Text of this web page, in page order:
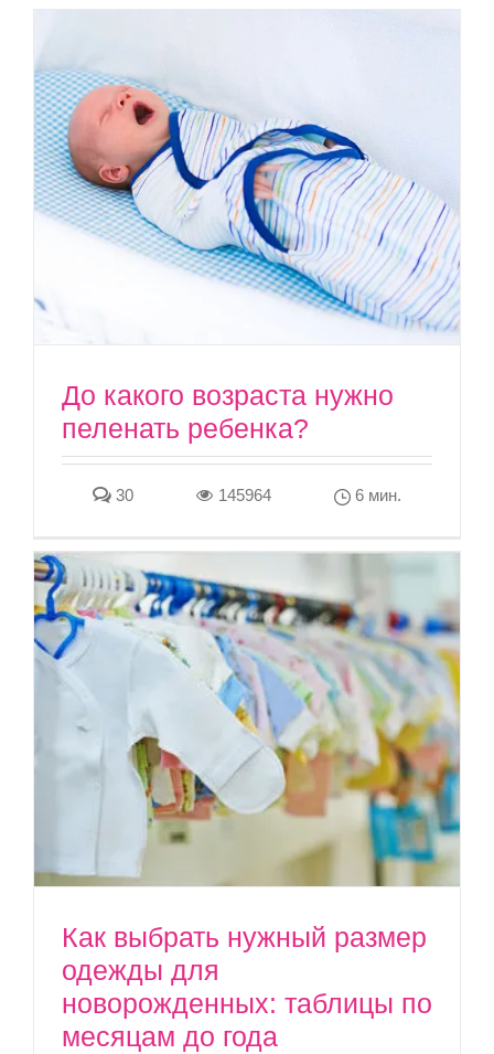
До какого возраста нужно
пеленать ребенка?
30 145964 6 мин.
Как выбрать нужный размер
одежды для
новорожденных: таблицы по
месяцам до года